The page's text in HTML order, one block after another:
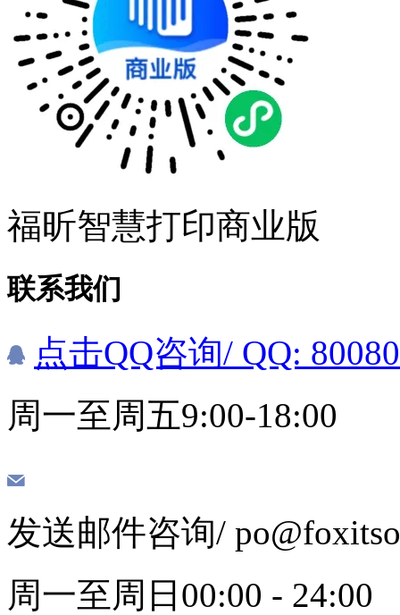
福昕智慧打印商业版
联系我们
点击QQ咨询/ QQ:
周一至周五9:00-18:00
发送邮件咨询/
周一至周日00:00 - 24:00